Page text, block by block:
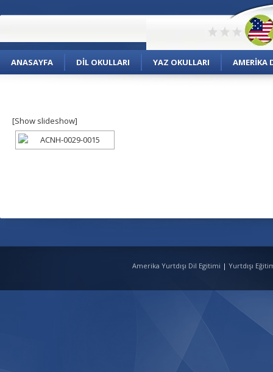
ANASAYFA DIL OKULLARI YAZ OKULLARI AMERIKA
[Show slideshow]
Amerika Yurtdışı Dil Egitimi | Yurtdışı